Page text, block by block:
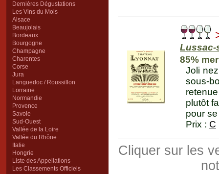
Dernières Dégustations
Les Vins du Mois
Alsace
Beaujolais
Bordeaux
Bourgogne
Champagne
Charentes
Corse
Jura
Languedoc / Roussillon
Lorraine
Normandie
Provence
Savoie
Sud-Ouest
Vallée de la Loire
Vallée du Rhône
Italie
Hongrie
Liste des Appellations
Les Classements Officiels
Lussac-
85%
Joli
sous-
plutôt
pour
Prix : C
Cliquer sur les